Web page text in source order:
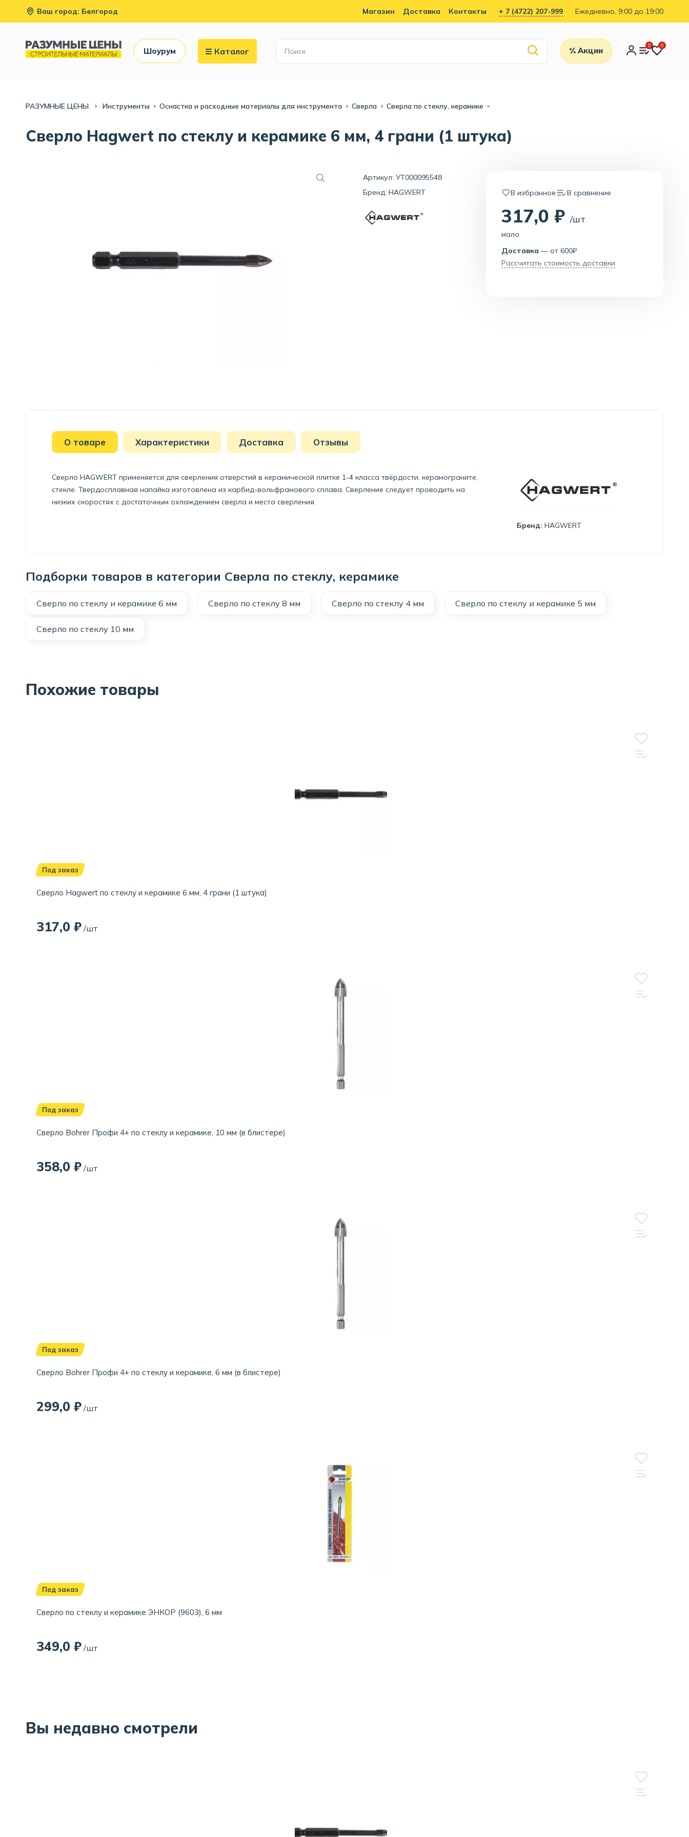
Ваш город: Белгород Магазин Доставка Контакты + 7 (4722) 207-999 Ежедневно, 9:00 до 19:00
Шоурум Каталог Акции
0 0
РАЗУМНЫЕ ЦЕНЫ Инструменты Оснастка и расходные материалы для инструмента Сверла Сверла по стеклу, керамике
Сверло Hagwert по стеклу и керамике 6 мм, 4 грани (1 штука)
Артикул: УТ000095548
Бренд: HAGWERT В избранное В сравнение
317,0 ₽/шт
мало
Доставка — от 600₽
Рассчитать стоимость доставки
О товаре Характеристики Доставка Отзывы
Сверло HAGWERT применяется для сверления отверстий в керамической плитке 1-4 класса твёрдости, керамограните,
стекле. Твердосплавная напайка изготовлена из карбид-вольфрамового сплава. Сверление следует проводить на
низких скоростях с достаточным охлаждением сверла и места сверления.
Бренд: HAGWERT
Подборки товаров в категории Сверла по стеклу, керамике
Сверло по стеклу и керамике 6 мм Сверло по стеклу 8 мм Сверло по стеклу 4 мм Сверло по стеклу и керамике 5 мм
Сверло по стеклу 10 мм
Похожие товары
Под заказ
Сверло Hagwert по стеклу и керамике 6 мм, 4 грани (1 штука)
317,0 ₽ /шт
Под заказ
Сверло Bohrer Профи 4+ по стеклу и керамике, 10 мм (в блистере)
358,0 ₽ /шт
Под заказ
Сверло Bohrer Профи 4+ по стеклу и керамике, 6 мм (в блистере)
299,0 ₽ /шт
Под заказ
Сверло по стеклу и керамике ЭНКОР (9603), 6 мм
349,0 ₽ /шт
Вы недавно смотрели